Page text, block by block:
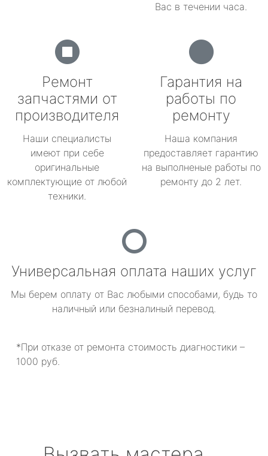
Вас в течении часа.
Ремонт
запчастями от
производителя
Наши специалисты
имеют при себе
оригинальные
комплектующие от любой
техники.
Гарантия на
работы по
ремонту
Наша компания
предоставляет гарантию
на выполненые работы по
ремонту до 2 лет.
Универсальная оплата наших услуг
Мы берем оплату от Вас любыми способами, будь то
наличный или безналиный перевод.
*При отказе от ремонта стоимость диагностики –
1000 руб.